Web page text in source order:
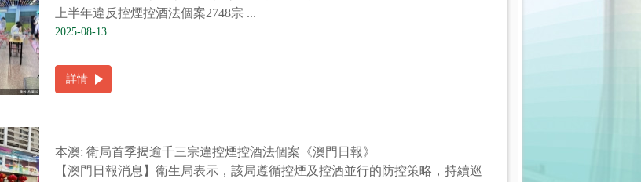
上半年違反控煙控酒法個案2748宗 ...
2025-08-13
詳情
本澳: 衛局首季揭逾千三宗違控煙控酒法個案《澳門日報》
【澳門日報消息】衛生局表示，該局遵循控煙及控酒並行的防控策略，持續巡